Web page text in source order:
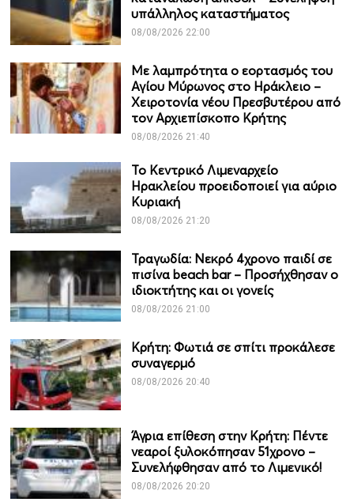
υπάλληλος καταστήματος
08/08/2026 22:00
Με λαμπρότητα ο εορτασμός του
Αγίου Μύρωνος στο Ηράκλειο –
Χειροτονία νέου Πρεσβυτέρου από
τον Αρχιεπίσκοπο Κρήτης
08/08/2026 21:40
Το Κεντρικό Λιμεναρχείο
Ηρακλείου προειδοποιεί για αύριο
Κυριακή
08/08/2026 21:20
Τραγωδία: Νεκρό 4χρονο παιδί σε
πισίνα beach bar – Προσήχθησαν ο
ιδιοκτήτης και οι γονείς
08/08/2026 21:00
Κρήτη: Φωτιά σε σπίτι προκάλεσε
συναγερμό
08/08/2026 20:40
Άγρια επίθεση στην Κρήτη: Πέντε
νεαροί ξυλοκόπησαν 51χρονο –
Συνελήφθησαν από το Λιμενικό!
08/08/2026 20:20